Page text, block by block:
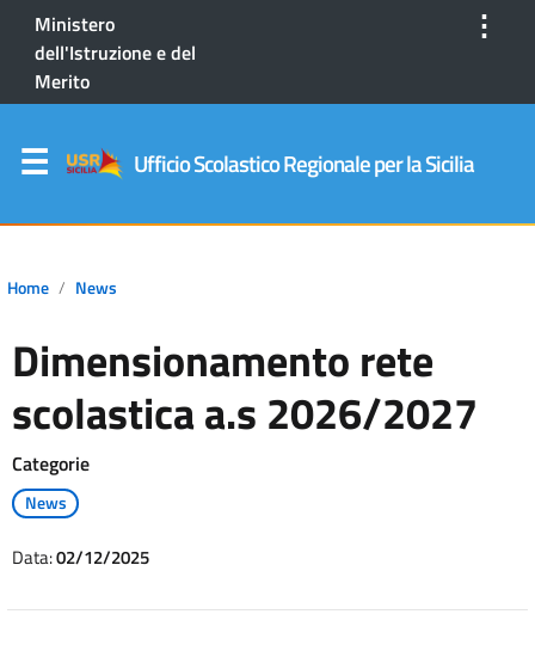
Ministero
dell'Istruzione e del
Merito
⋮
Ufficio Scolastico Regionale per la Sicilia
Home News
Dimensionamento rete
scolastica a.s 2026/2027
Categorie
News
Data:02/12/2025